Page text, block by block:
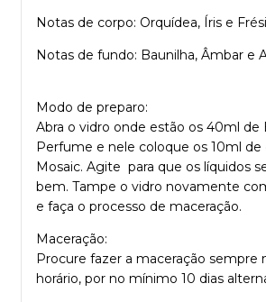
Notas de corpo: Orquídea, Íris e
Notas de fundo: Baunilha, Âmbar e
Modo de preparo:
Abra o vidro onde estão os 40ml de
Perfume e nele coloque os 10ml de
Mosaic. Agite para que os líquidos
bem. Tampe o vidro novamente
e faça o processo de maceração.
Maceração:
Procure fazer a maceração sempre
horário, por no mínimo 10 dias